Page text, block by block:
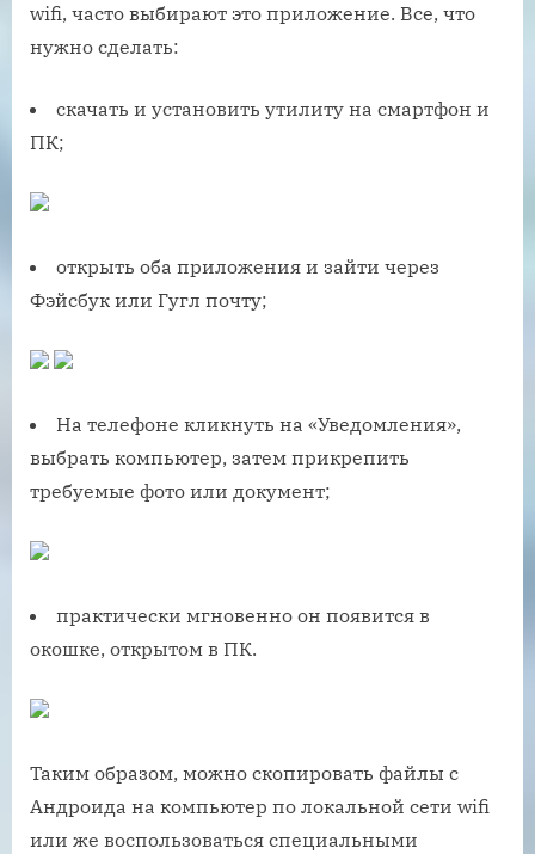
wifi, часто выбирают это приложение. Все, что
нужно сделать:
скачать и установить утилиту на смартфон и
ПК;
открыть оба приложения и зайти через
Фэйсбук или Гугл почту;
На телефоне кликнуть на «Уведомления»,
выбрать компьютер, затем прикрепить
требуемые фото или документ;
практически мгновенно он появится в
окошке, открытом в ПК.
Таким образом, можно скопировать файлы с
Андроида на компьютер по локальной сети wifi
или же воспользоваться специальными